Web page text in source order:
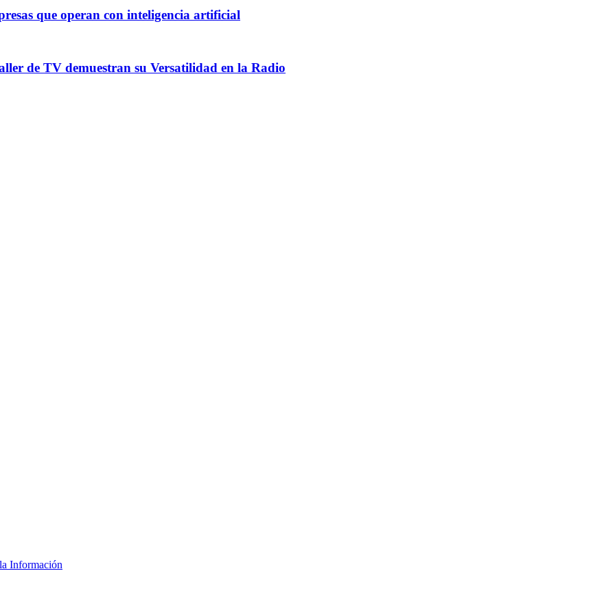
que operan con inteligencia artificial
de TV demuestran su Versatilidad en la Radio
Información